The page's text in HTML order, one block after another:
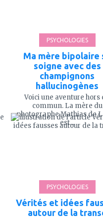
PSYCHOLOGIES
Ma mère bipolaire
soigne avec des
champignons
hallucinogènes
Voici une aventure hors
commun. La mère du
photographe Mathias de
est...
ajouter
à
mes
PSYCHOLOGIES
Vérités et idées
autour de la